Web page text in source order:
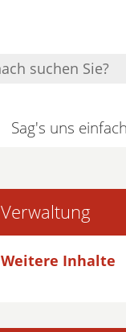
Sag's uns einfach
Verwaltung
Weitere Inhalte